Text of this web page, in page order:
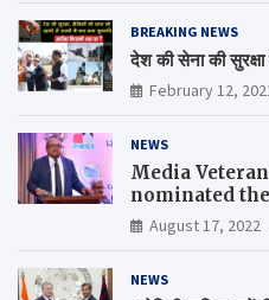
BREAKING NEWS
देश की सेना की
February 12,
NEWS
Media
nominated
Shiv Varma
August 17, 2022
NEWS